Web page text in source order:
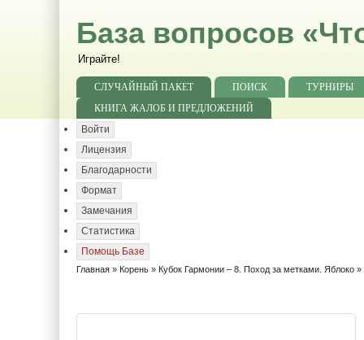
База вопросов
Играйте!
СЛУЧАЙНЫЙ ПАКЕТ ПОИСК
ТУРНИРЫ
КНИГА ЖАЛОБ И ПРЕДЛОЖЕНИЙ
Войти
Лицензия
Благодарности
Формат
Замечания
Статистика
Помощь Базе
Главная » Корень » Кубок Гармонии – 8. Поход за метками. Яблоко »